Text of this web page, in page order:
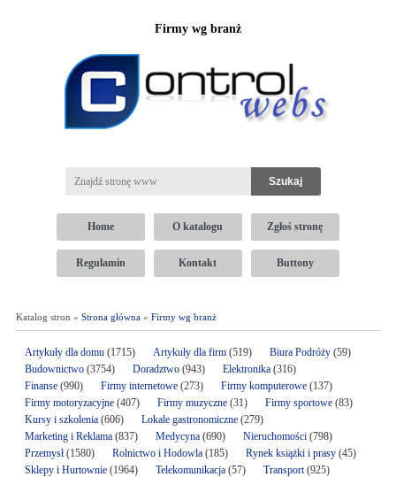
Firmy wg branż
Home O katalogu Zgłoś stronę
Regulamin Kontakt Buttony
Katalog stron » Strona główna» Firmy wg branż
Artykuły dla domu(1715) Artykuły dla firm(519) Biura Podróży(59)
Budownictwo(3754) Doradztwo(943) Elektronika (316)
Finanse(990) Firmy internetowe (273) Firmy komputerowe(137)
Firmy motoryzacyjne(407) Firmy muzyczne(31) Firmy sportowe(83)
Kursy i szkolenia(606) Lokale gastronomiczne(279)
Marketing i Reklama(837) Medycyna(690) Nieruchomości(798)
Przemysł(1580) Rolnictwo i Hodowla(185) Rynek książki i prasy(45)
Sklepy i Hurtownie(1964) Telekomunikacja(57) Transport(925)